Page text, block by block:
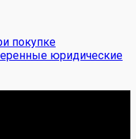
покупке
юридические